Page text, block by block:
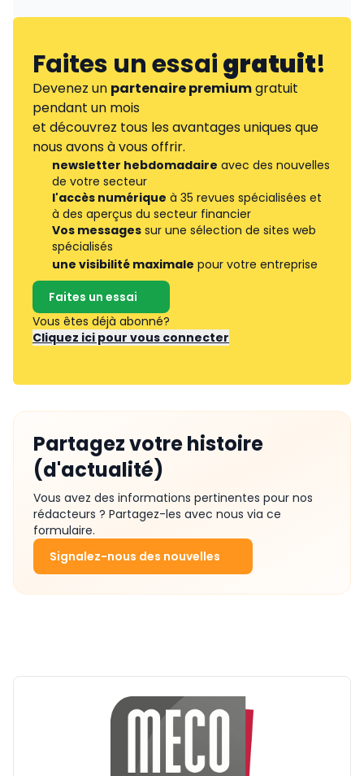
Faites un essaigratuit!
Devenez un partenaire premiumgratuit
pendant un mois
et découvrez tous les avantages uniques que
nous avons à vous offrir.
newsletter hebdomadaire avec des nouvelles
de votre secteur
l'accès numérique à 35 revues spécialisées et
à des aperçus du secteur financier
Vos messages sur une sélection de sites web
spécialisés
une visibilité maximale pour votre entreprise
Faites un essai
Vous êtes déjà abonné?
Cliquez ici pour vous connecter
Partagez votre histoire
(d'actualité)
Vous avez des informations pertinentes pour nos
rédacteurs ? Partagez-les avec nous via ce
formulaire.
Signalez-nous des nouvelles